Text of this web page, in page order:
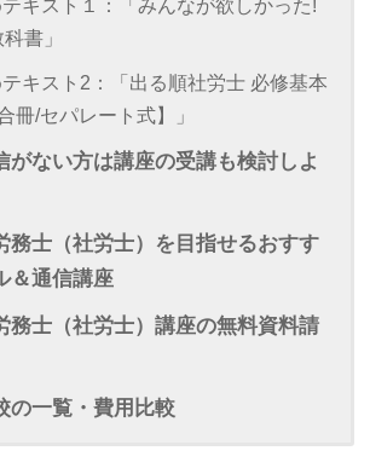
キスト１：「みんなが欲しかった!
書」
キスト2：「出る順社労士 必修基本
冊/セパレート式】」
がない方は講座の受講も検討しよ
務士（社労士）を目指せるおすす
＆通信講座
務士（社労士）講座の無料資料請
の一覧・費用比較